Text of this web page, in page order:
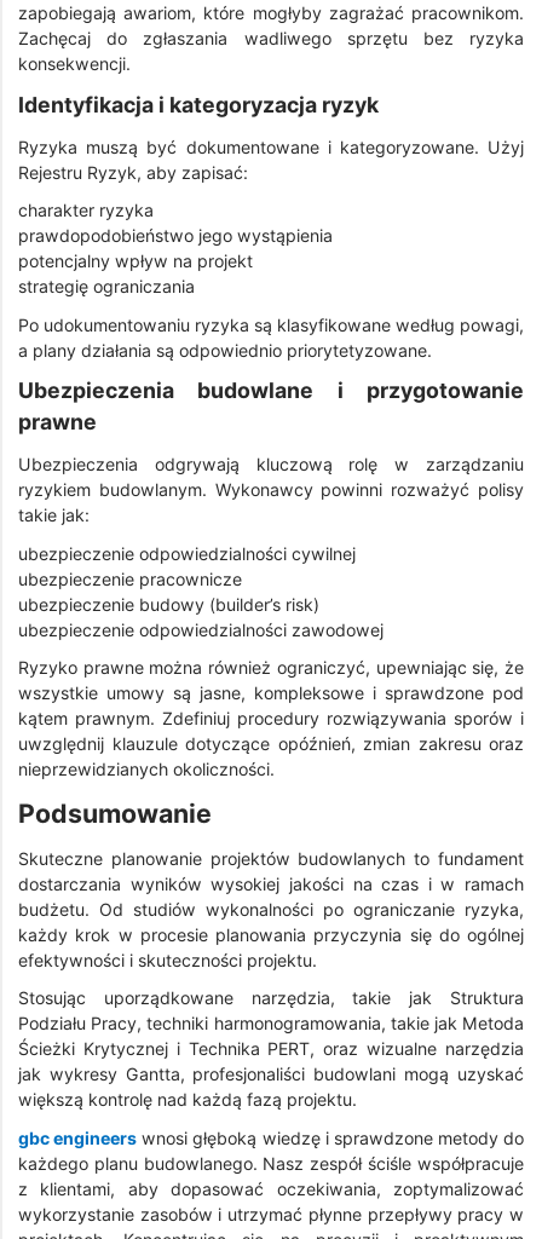
zapobiegają awariom, które mogłyby zagrażać pracownikom.
Zachęcaj do zgłaszania wadliwego sprzętu bez ryzyka
konsekwencji.
Identyfikacja i kategoryzacja ryzyk
Ryzyka muszą być dokumentowane i kategoryzowane. Użyj
Rejestru Ryzyk, aby zapisać:
charakter ryzyka
prawdopodobieństwo jego wystąpienia
potencjalny wpływ na projekt
strategię ograniczania
Po udokumentowaniu ryzyka są klasyfikowane według powagi,
a plany działania są odpowiednio priorytetyzowane.
Ubezpieczenia budowlane i przygotowanie
prawne
Ubezpieczenia odgrywają kluczową rolę w zarządzaniu
ryzykiem budowlanym. Wykonawcy powinni rozważyć polisy
takie jak:
ubezpieczenie odpowiedzialności cywilnej
ubezpieczenie pracownicze
ubezpieczenie budowy (builder’s risk)
ubezpieczenie odpowiedzialności zawodowej
Ryzyko prawne można również ograniczyć, upewniając się, że
wszystkie umowy są jasne, kompleksowe i sprawdzone pod
kątem prawnym. Zdefiniuj procedury rozwiązywania sporów i
uwzględnij klauzule dotyczące opóźnień, zmian zakresu oraz
nieprzewidzianych okoliczności.
Podsumowanie
Skuteczne planowanie projektów budowlanych to fundament
dostarczania wyników wysokiej jakości na czas i w ramach
budżetu. Od studiów wykonalności po ograniczanie ryzyka,
każdy krok w procesie planowania przyczynia się do ogólnej
efektywności i skuteczności projektu.
Stosując uporządkowane narzędzia, takie jak Struktura
Podziału Pracy, techniki harmonogramowania, takie jak Metoda
Ścieżki Krytycznej i Technika PERT, oraz wizualne narzędzia
jak wykresy Gantta, profesjonaliści budowlani mogą uzyskać
większą kontrolę nad każdą fazą projektu.
gbc engineers wnosi głęboką wiedzę i sprawdzone metody do
każdego planu budowlanego. Nasz zespół ściśle współpracuje
z klientami, aby dopasować oczekiwania, zoptymalizować
wykorzystanie zasobów i utrzymać płynne przepływy pracy w